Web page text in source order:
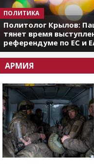
ПОЛИТИКА
Политолог Крылов:
тянет время
референдуме по ЕС и
АРМИЯ